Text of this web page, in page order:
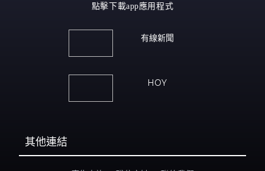
點擊下載app應用程式
有線新聞
HOY
其他連結